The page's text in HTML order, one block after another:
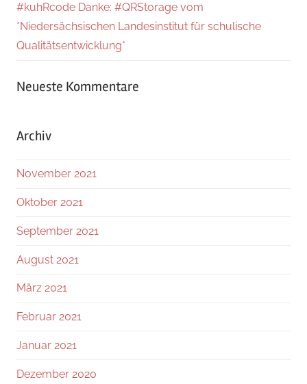
#kuhRcode Danke: #QRStorage vom
*Niedersächsischen Landesinstitut für schulische
Qualitätsentwicklung*
Neueste Kommentare
Archiv
November 2021
Oktober 2021
September 2021
August 2021
März 2021
Februar 2021
Januar 2021
Dezember 2020